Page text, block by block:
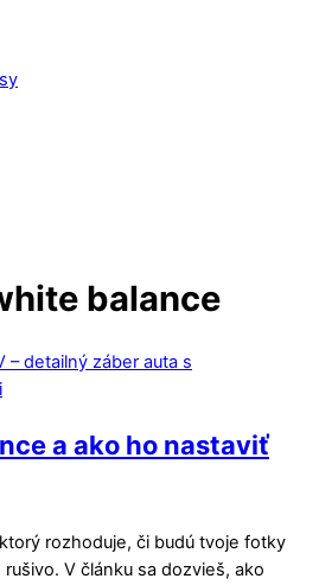
balance
a ako ho nastaviť
rozhoduje, či budú tvoje fotky
V článku sa dozvieš, ako